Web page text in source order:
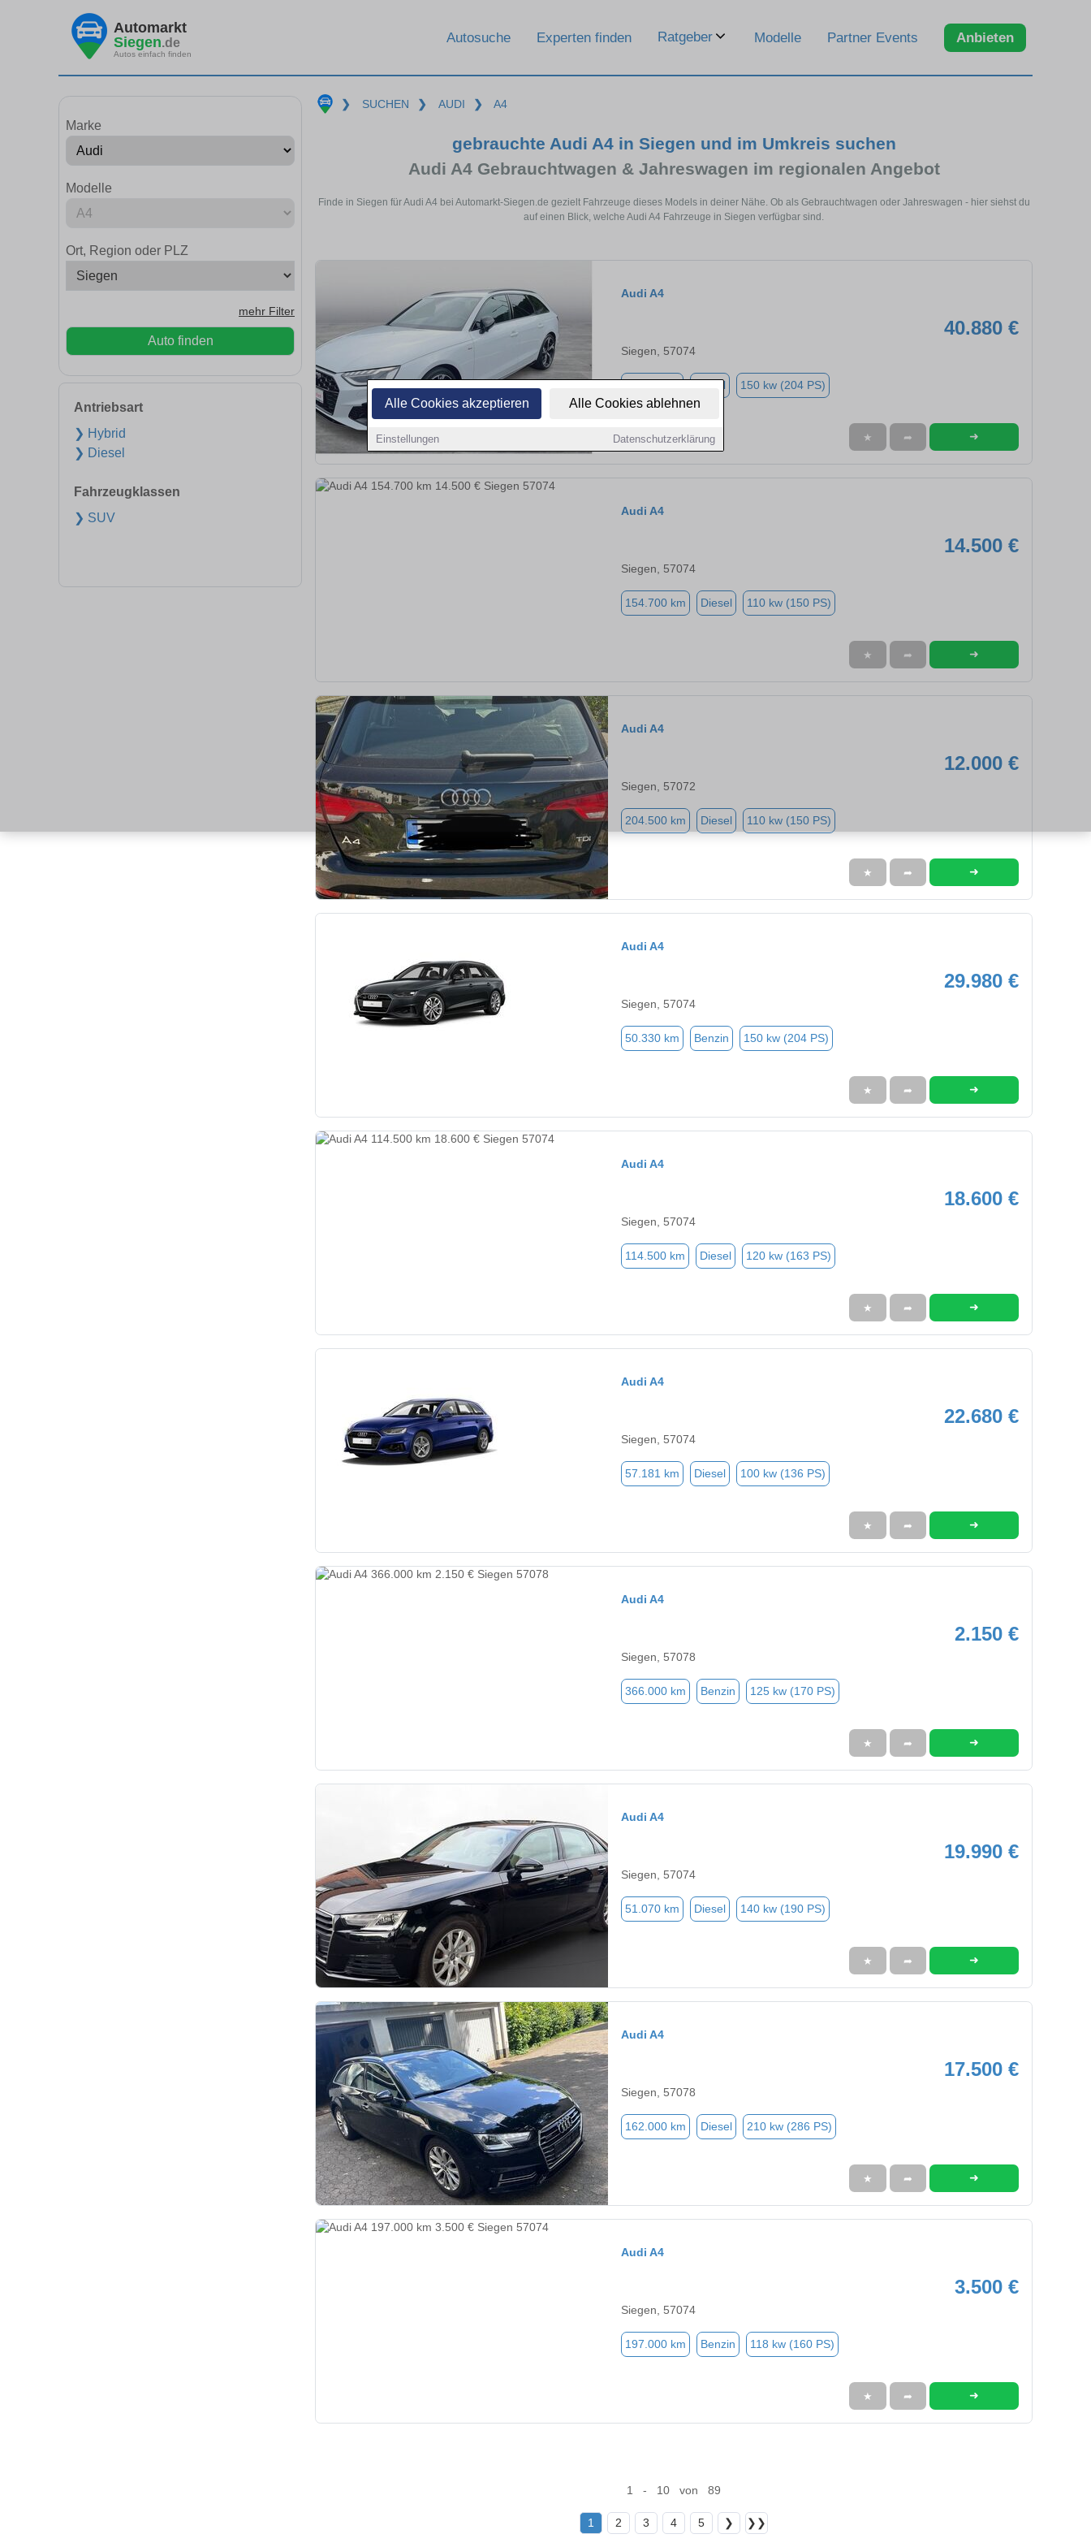
Alle Cookies akzeptieren Alle Cookies ablehnen
Einstellungen Datenschutzerklärung
Automarkt
Siegen.de
Autos einfach finden
Autosuche Experten finden Ratgeber Modelle Partner Events Anbieten
Marke
Modelle
Ort, Region oder PLZ
mehr Filter
Auto finden
Antriebsart
❯ Hybrid
❯ Diesel
Fahrzeugklassen
❯ SUV
❯ SUCHEN ❯ AUDI ❯ A4
gebrauchte Audi A4 in Siegen und im Umkreis suchen
Audi A4 Gebrauchtwagen & Jahreswagen im regionalen Angebot
Finde in Siegen für Audi A4 bei Automarkt-Siegen.de gezielt Fahrzeuge dieses Models in deiner Nähe. Ob als Gebrauchtwagen oder Jahreswagen - hier siehst du
auf einen Blick, welche Audi A4 Fahrzeuge in Siegen verfügbar sind.
Audi A4
40.880 €
Siegen, 57074
Diesel 150 kw (204 PS)
★ ➦ ➜
Audi A4
14.500 €
Siegen, 57074
154.700 km Diesel 110 kw (150 PS)
★ ➦ ➜
Audi A4
12.000 €
Siegen, 57072
204.500 km Diesel 110 kw (150 PS)
★ ➦ ➜
Audi A4
29.980 €
Siegen, 57074
50.330 km Benzin 150 kw (204 PS)
★ ➦ ➜
Audi A4
18.600 €
Siegen, 57074
114.500 km Diesel 120 kw (163 PS)
★ ➦ ➜
Audi A4
22.680 €
Siegen, 57074
57.181 km Diesel 100 kw (136 PS)
★ ➦ ➜
Audi A4
2.150 €
Siegen, 57078
366.000 km Benzin 125 kw (170 PS)
★ ➦ ➜
Audi A4
19.990 €
Siegen, 57074
51.070 km Diesel 140 kw (190 PS)
★ ➦ ➜
Audi A4
17.500 €
Siegen, 57078
162.000 km Diesel 210 kw (286 PS)
★ ➦ ➜
Audi A4
3.500 €
Siegen, 57074
197.000 km Benzin 118 kw (160 PS)
★ ➦ ➜
1 - 10 von 89
1 2 3 4 5 ❯ ❯❯